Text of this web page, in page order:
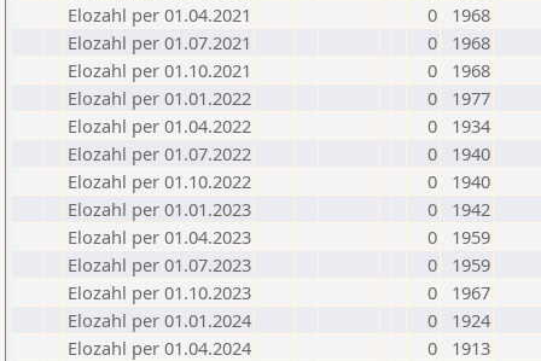
Elozahl per 01.04.2021
0
1968
Elozahl per 01.07.2021
0
1968
Elozahl per 01.10.2021
0
1968
Elozahl per 01.01.2022
0
1977
Elozahl per 01.04.2022
0
1934
Elozahl per 01.07.2022
0
1940
Elozahl per 01.10.2022
0
1940
Elozahl per 01.01.2023
0
1942
Elozahl per 01.04.2023
0
1959
Elozahl per 01.07.2023
0
1959
Elozahl per 01.10.2023
0
1967
Elozahl per 01.01.2024
0
1924
Elozahl per 01.04.2024
0
1913